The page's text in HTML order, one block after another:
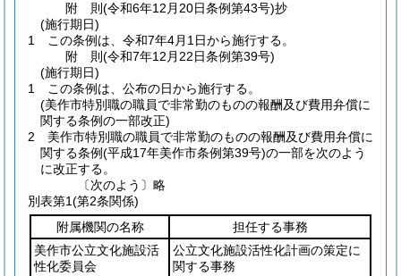
附 則(令和6年12月20日条例第43号)抄
(施行期日)
1
この条例は、令和7年4月1日から施行する。
附 則(令和7年12月22日条例第39号)
(施行期日)
1
この条例は、公布の日から施行する。
(美作市特別職の職員で非常勤のものの報酬及び費用弁償に
関する条例の一部改正)
2
美作市特別職の職員で非常勤のものの報酬及び費用弁償に
関する条例(平成17年美作市条例第39号)の一部を次のよう
に改正する。
〔次のよう〕略
別表第1(第2条関係)
附属機関の名称
担任する事務
美作市公立文化施設活
性化委員会
公立文化施設活性化計画の策定に
関する事務